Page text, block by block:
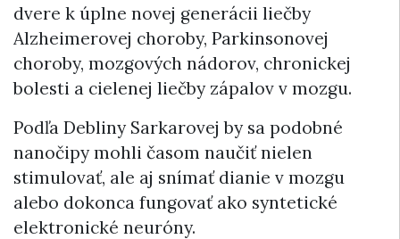
dvere k úplne novej generácii liečby
Alzheimerovej choroby, Parkinsonovej
choroby, mozgových nádorov, chronickej
bolesti a cielenej liečby zápalov v mozgu.
Podľa Debliny Sarkarovej by sa podobné
nanočipy mohli časom naučiť nielen
stimulovať, ale aj snímať dianie v mozgu
alebo dokonca fungovať ako syntetické
elektronické neuróny.